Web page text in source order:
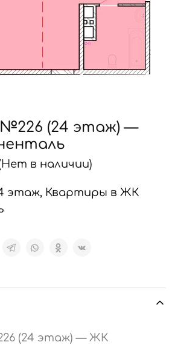
(24 этаж) —
в наличии)
этаж, Квартиры в ЖК
(24 этаж) — ЖК